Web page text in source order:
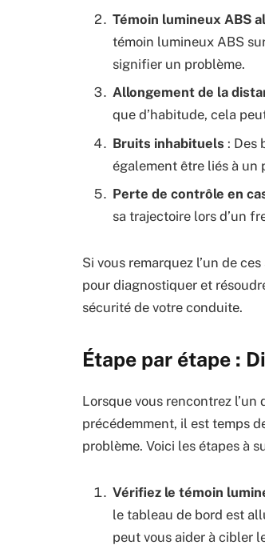
Témoin lumineux ABS
témoin lumineux ABS
signifier un problème.
Allongement de la
que d’habitude, cela
Bruits inhabituels : Des
également être liés à un
Perte de contrôle en
sa trajectoire lors d’un
Si vous remarquez l’un de
pour diagnostiquer et
sécurité de votre conduite.
Étape par étape :
Lorsque vous rencontrez
précédemment, il est temps
problème. Voici les étapes à
Vérifiez le témoin
le tableau de bord est
peut vous aider à cibler